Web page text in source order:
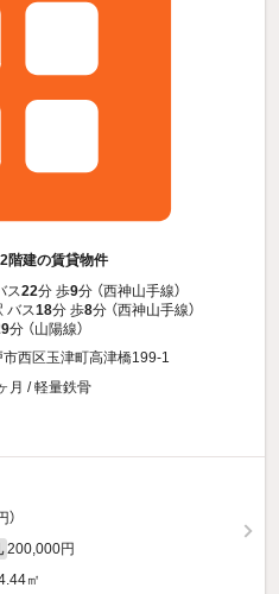
階建の賃貸物件
ス22分 歩9分 （西神山手線）
バス18分 歩8分 （西神山手線）
分 （山陽線）
西区玉津町高津橋199-1
月 / 軽量鉄骨
200,000円
㎡